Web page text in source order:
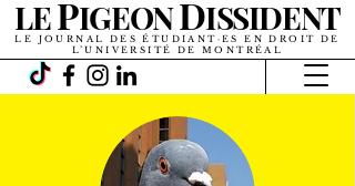
LEPIGEONDISSIDENT
LE JOURNAL DES ÉTUDIANT·ES EN DROIT DE
L’UNIVERSITÉ DE MONTRÉAL